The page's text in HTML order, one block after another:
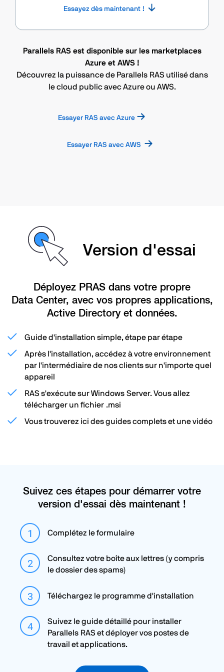
Essayez dès maintenant !
Parallels RAS est disponible sur les marketplaces
Azure et AWS !
Découvrez la puissance de Parallels RAS utilisé dans
le cloud public avec Azure ou AWS.
Essayer RAS avec Azure
Essayer RAS avec AWS
Version d'essai
Déployez PRAS dans votre propre
Data Center, avec vos propres applications,
Active Directory et données.
Guide d'installation simple, étape par étape
Après l'installation, accédez à votre environnement
par l'intermédiaire de nos clients sur n'importe quel
appareil
RAS s'exécute sur Windows Server. Vous allez
télécharger un fichier .msi
Vous trouverez ici des guides complets et une vidéo
Suivez ces étapes pour démarrer votre
version d'essai dès maintenant !
Complétez le formulaire
Consultez votre boîte aux lettres (y compris
le dossier des spams)
Téléchargez le programme d'installation
Suivez le guide détaillé pour installer
Parallels RAS et déployer vos postes de
travail et applications.